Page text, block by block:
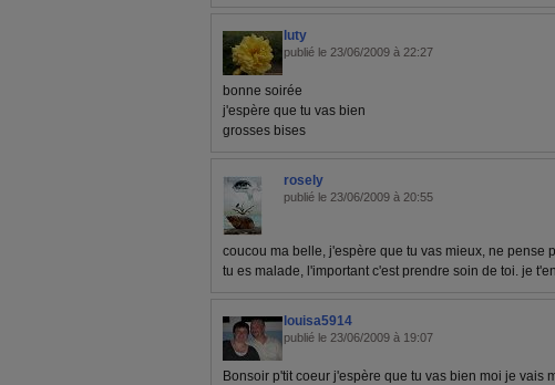
luty
publié le 23/06/2009 à 22:27
bonne soirée
j'espère que tu vas bien
grosses bises
rosely
publié le 23/06/2009 à 20:55
coucou ma belle, j'espère que tu vas mieux, ne pense
tu es malade, l'important c'est prendre soin de toi. je
louisa5914
publié le 23/06/2009 à 19:07
Bonsoir p'tit coeur j'espère que tu vas bien moi je vais